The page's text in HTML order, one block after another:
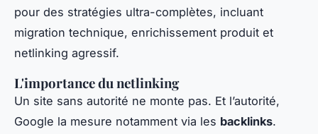
pour des stratégies ultra-complètes, incluant
migration technique, enrichissement produit et
netlinking agressif.
L'importance du netlinking
Un site sans autorité ne monte pas. Et l’autorité,
Google la mesure notamment via les backlinks.